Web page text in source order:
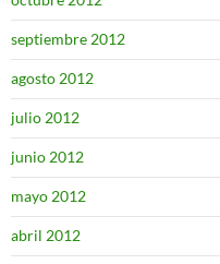
septiembre 2012
agosto 2012
julio 2012
junio 2012
mayo 2012
abril 2012